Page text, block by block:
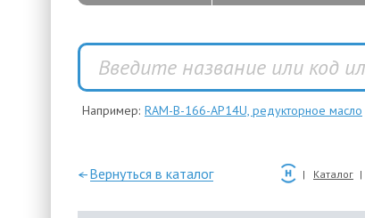
Например: RAM-B-166-AP14U, редукторное масло
—Вернуться в каталог Каталог